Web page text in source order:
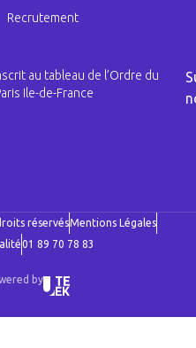
Recrutement
au tableau de l’Ordre du
Ile-de-France
réservésMentions Légales
01 89 70 78 83
by